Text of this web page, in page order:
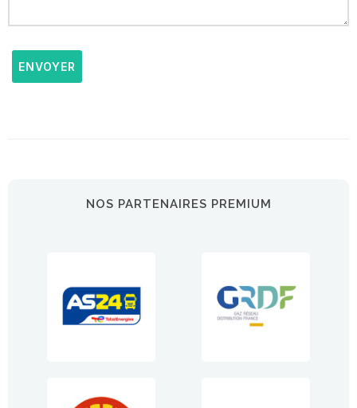
ENVOYER
NOS PARTENAIRES PREMIUM